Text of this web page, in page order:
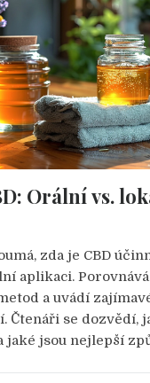
Orální vs.
zda je CBD
aplikaci.
a uvádí
Čtenáři se dozvědí,
jaké jsou nejlepší